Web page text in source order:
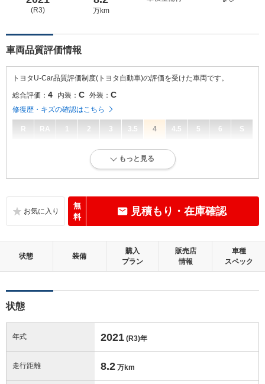
(R3) 万km
車両品質評価情報
トヨタU-Car品質評価制度(トヨタ自動車)の評価を受けた車両です。
総合評価： 4 内装： C 外装： C
修復歴・キズの確認はこちら
R RA 1 2 3 3.5 4 4.5 5 6 S
キズ、へこみが少なく、全体的に良好な状態です。
標準的に使用されていて、気になる使用感やいたみが若干あります。
この中古車の「車両品質評価書」を見る
もっと見る
無
料
見積もり・在庫確認
状態 装備
購入
プラン
販売店
情報
車種
スペック
状態
年式 2021 (R3)年
走行距離 8.2 万km